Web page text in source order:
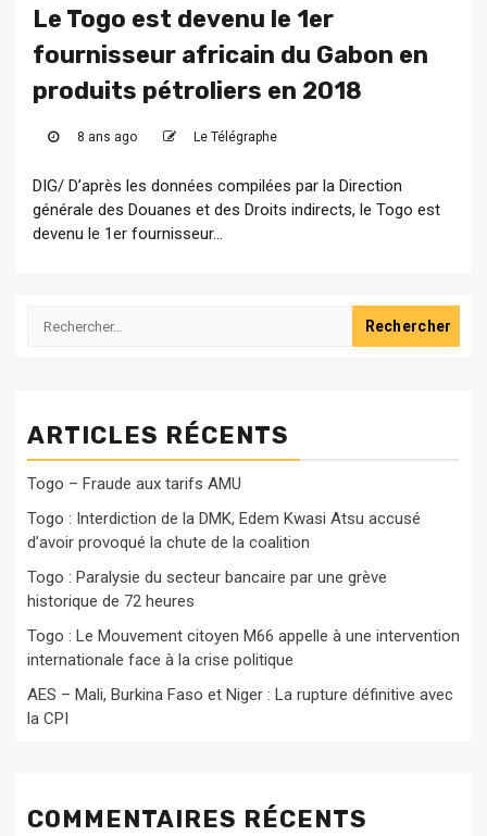
Le Togo est devenu le 1er
fournisseur africain du Gabon en
produits pétroliers en 2018
8 ans ago Le Télégraphe
DIG/ D’après les données compilées par la Direction
générale des Douanes et des Droits indirects, le Togo est
devenu le 1er fournisseur...
Rechercher :
ARTICLES RÉCENTS
Togo – Fraude aux tarifs AMU
Togo : Interdiction de la DMK, Edem Kwasi Atsu accusé
d’avoir provoqué la chute de la coalition
Togo : Paralysie du secteur bancaire par une grève
historique de 72 heures
Togo : Le Mouvement citoyen M66 appelle à une intervention
internationale face à la crise politique
AES – Mali, Burkina Faso et Niger : La rupture définitive avec
la CPI
COMMENTAIRES RÉCENTS